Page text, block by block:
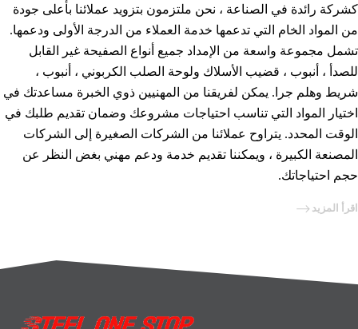
كشركة رائدة في الصناعة ، نحن ملتزمون بتزويد عملائنا بأعلى جودة
من المواد الخام التي تدعمها خدمة العملاء من الدرجة الأولى ودعمها.
تشمل مجموعة واسعة من الإمداد جميع أنواع الصفيحة غير القابل
للصدأ ، أنبوب ، قضيب الأسلاك ولوحة الصلب الكربوني ، أنبوب ،
شريط وهلم جرا. يمكن لفريقنا من المهنيين ذوي الخبرة مساعدتك في
اختيار المواد التي تناسب احتياجات مشروعك وضمان تقديم طلبك في
الوقت المحدد. يتراوح عملائنا من الشركات الصغيرة إلى الشركات
المصنعة الكبيرة ، ويمكننا تقديم خدمة ودعم مهني بغض النظر عن
حجم احتياجاتك.
اقرأ المزيد